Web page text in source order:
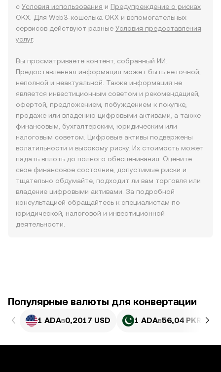
с Условия использования и Предупреждение о рисках
OKX. Для Web3-кошелька OKX и вспомогательных
сервисов действуют разные Условия предоставления
услуг.
Вы просматриваете контент, собранный ИИ.
Предоставленная информация может быть неточной,
неполной и неактуальной. Также информация не
является инвестиционным советом и рекомендацией,
офертой, предложением, побуждением к покупке,
продаже или владению цифровыми активами, а также
финансовым, бухгалтерским, юридическим или
налоговым советом. Цифровые активы подвержены
волатильности и высокому риску. Их стоимость может
падать вплоть до полного обесценивания. Оцените
свое финансовое состояние, допустимые риски и
тщательно обдумайте, подходит ли вам торговля или
владение цифровыми активами. За подробной
консультацией обращайтесь к специалистам по
юридической, налоговой и инвестиционной
деятельности.
Популярные валюты для конвертации
1 ADAв0,2017 USD 1 ADAв56,04 PKR